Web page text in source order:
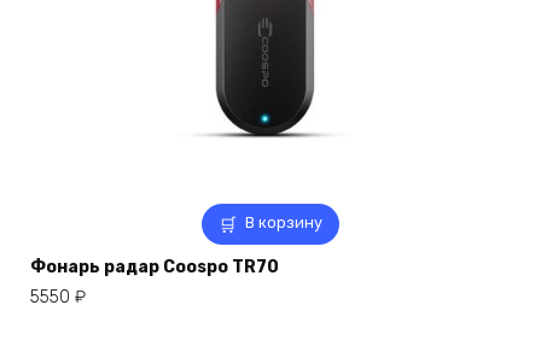
В корзину
Фонарь радар Coospo TR70
5550 ₽